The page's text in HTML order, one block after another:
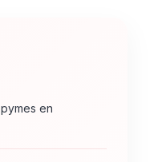
en